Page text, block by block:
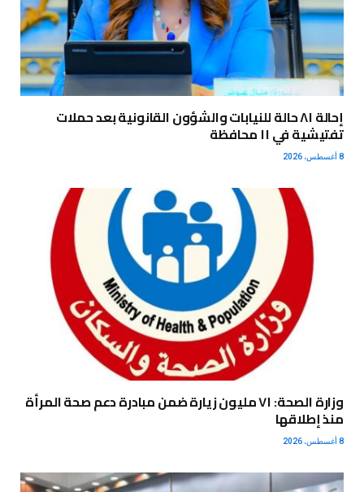
إحالة ٨١ حالة للنيابات والشؤون القانونية بعد حملات
تفتيشية في ١١ محافظة
8 أغسطس، 2026
وزارة الصحة: ٧١ مليون زيارة ضمن مبادرة دعم صحة المرأة
منذ إطلاقها
8 أغسطس، 2026